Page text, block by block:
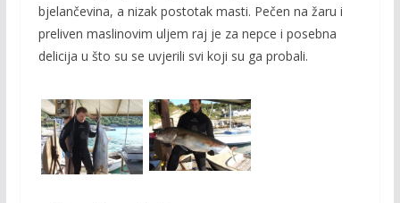
bjelančevina, a nizak postotak masti. Pečen na žaru i
preliven maslinovim uljem raj je za nepce i posebna
delicija u što su se uvjerili svi koji su ga probali.